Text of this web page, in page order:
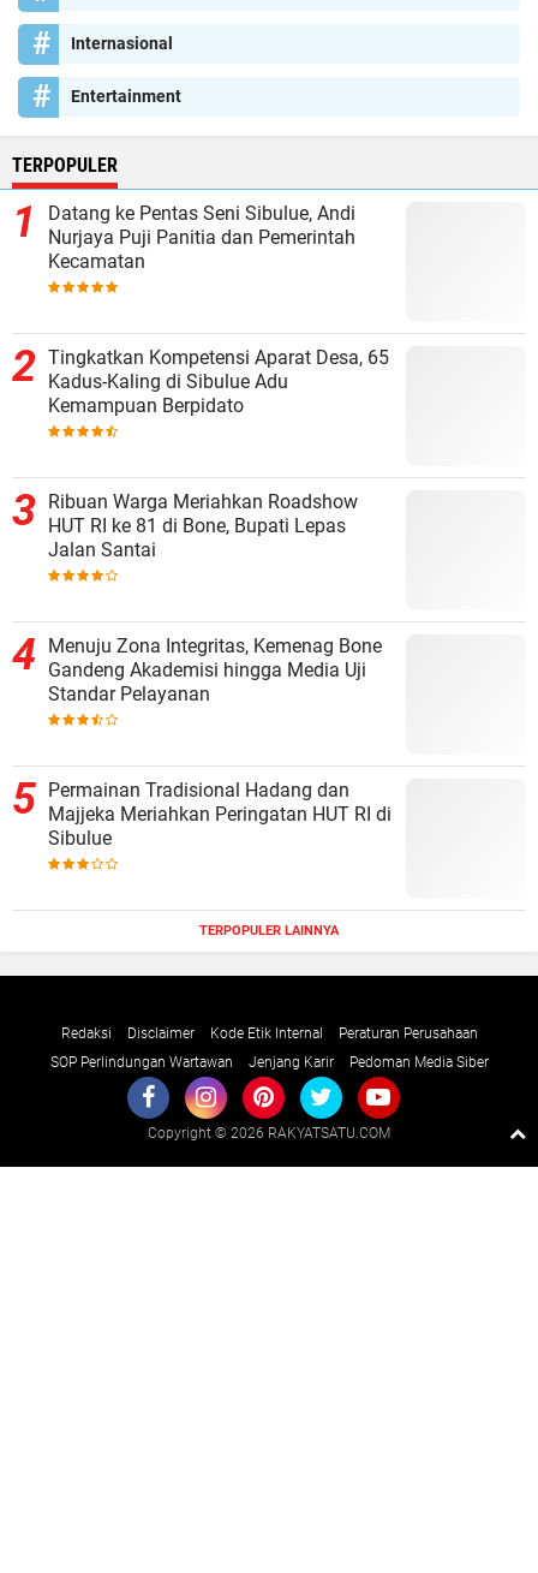
Internasional
Entertainment
TERPOPULER
Datang ke Pentas Seni Sibulue, Andi
Nurjaya Puji Panitia dan Pemerintah
Kecamatan
Tingkatkan Kompetensi Aparat Desa, 65
Kadus-Kaling di Sibulue Adu
Kemampuan Berpidato
Ribuan Warga Meriahkan Roadshow
HUT RI ke 81 di Bone, Bupati Lepas
Jalan Santai
Menuju Zona Integritas, Kemenag Bone
Gandeng Akademisi hingga Media Uji
Standar Pelayanan
Permainan Tradisional Hadang dan
Majjeka Meriahkan Peringatan HUT RI di
Sibulue
TERPOPULER LAINNYA
Redaksi Disclaimer Kode Etik Internal
Peraturan Perusahaan
SOP Perlindungan Wartawan
Jenjang Karir Pedoman Media Siber
Copyright © 2026 RAKYATSATU.COM
Raushan